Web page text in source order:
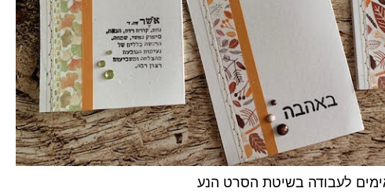
לעבודה בשיטת הסרט הנע